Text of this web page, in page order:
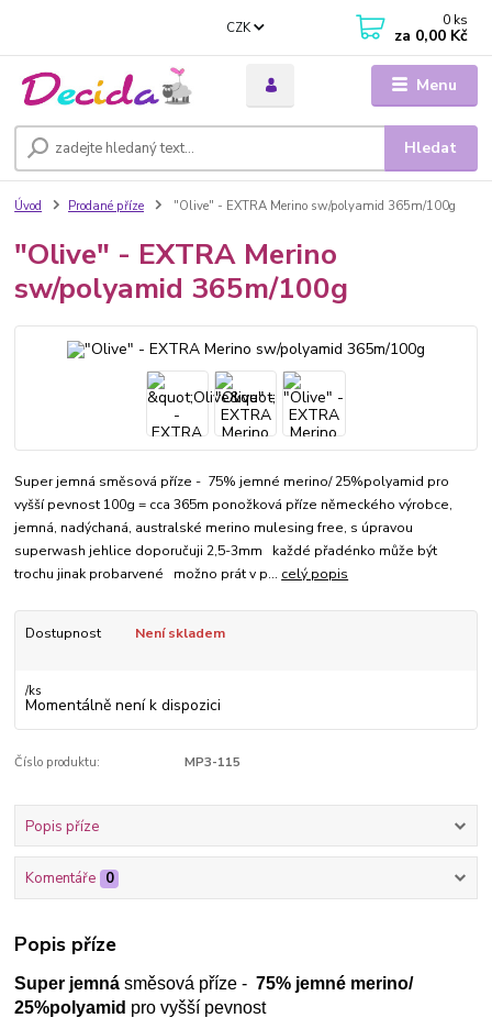
Menu
CZK
Hledat
0 ks
za 0,00 Kč
Úvod Prodané příze "Olive" - EXTRA Merino sw/polyamid 365m/100g
"Olive" - EXTRA Merino
sw/polyamid 365m/100g
Super jemná směsová příze - 75% jemné merino/ 25%polyamid pro
vyšší pevnost 100g = cca 365m ponožková příze německého výrobce,
jemná, nadýchaná, australské merino mulesing free, s úpravou
superwash jehlice doporučuji 2,5-3mm každé přadénko může být
trochu jinak probarvené možno prát v p... celý popis
Dostupnost Není skladem
/ks
Momentálně není k dispozici
Číslo produktu: MP3-115
Popis příze
Komentáře 0
Popis příze
Super jemná směsová příze -75% jemné merino/
25%polyamid pro vyšší pevnost